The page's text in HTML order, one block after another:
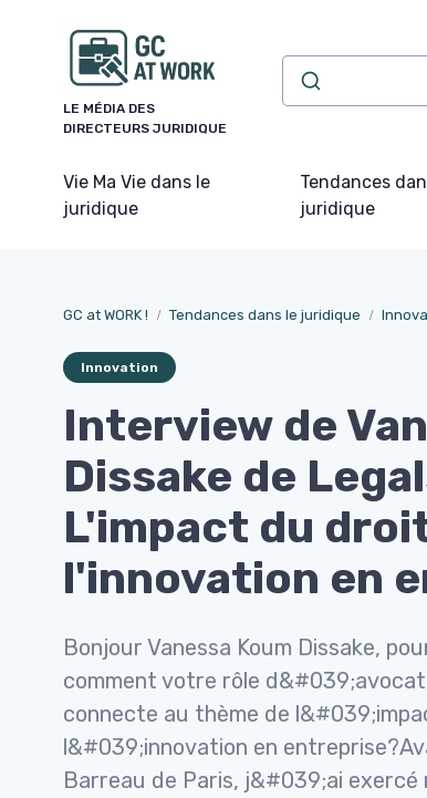
LE MÉDIA DES
DIRECTEURS JURIDIQUE
Vie Ma Vie dans le
juridique
Tendances
juridique
GC at WORK ! Tendances dans le juridique
Innovation
Interview de
Dissake de
L'impact du
l'innovation en
Bonjour Vanessa Koum Dissake,
comment votre rôle
connecte au thème de
l&#039;innovation en
Barreau de Paris, j&#039;ai